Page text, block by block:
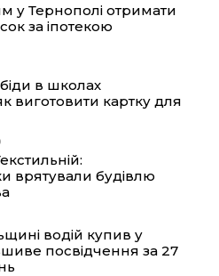
A
у Тернополі отримати
за іпотекою
в школах
виготовити картку для
врятували будівлю
водій купив у
посвідчення за 27